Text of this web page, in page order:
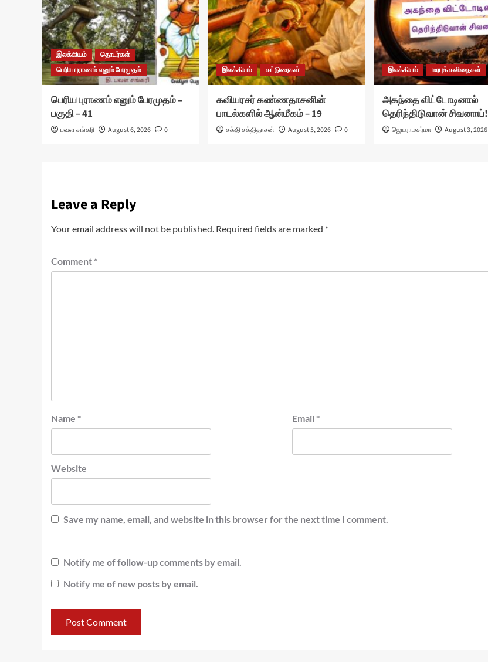
இலக்கியம்
தொடர்கள்
பெரிய புராணம் எனும் பேரமுதம்
பெரிய புராணம் எனும் பேரமுதம் –
பகுதி – 41
பவள சங்கரி August 6, 2026 0
இலக்கியம் கட்டுரைகள்
கவியரசர் கண்ணதாசனின்
பாடல்களில் ஆன்மீகம் – 19
சக்தி சக்திதாசன் August 5, 2026 0
இலக்கியம் மரபுக் கவிதைகள்
அகந்தை விட்டோடினால்
தெரிந்திடுவான் சிவனாய்!
ஜெயராமசர்மா August 3, 2026
Leave a Reply
Your email address will not be published. Required fields are marked *
Comment *
Name * Email *
Website
Save my name, email, and website in this browser for the next time I comment.
Notify me of follow-up comments by email.
Notify me of new posts by email.